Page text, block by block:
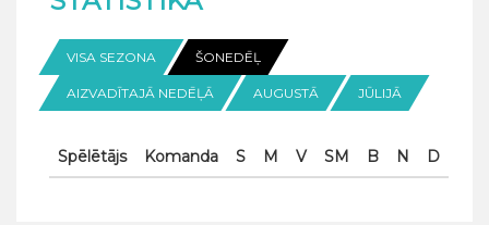
VISA SEZONA ŠONEDĒĻ
AIZVADĪTAJĀ NEDĒĻĀ AUGUSTĀ JŪLIJĀ
Spēlētājs Komanda S M V SM B N D